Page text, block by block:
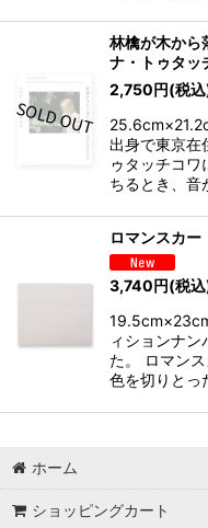
林檎が木から
ナ・トゥタッ
2,750円(税
出身で東京在
ゥタッチコ
ちるとき、
ロマンスカ
3,740円(税
ィションナ
た。 ロマン
色を切りと
ホーム
ショッピングカート